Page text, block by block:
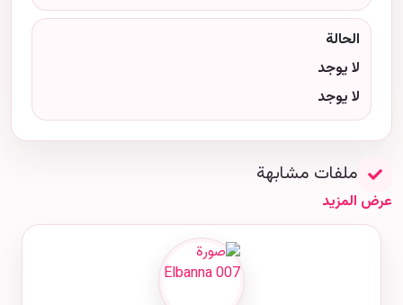
الحالة
لا يوجد
لا يوجد
ملفات مشابهة
عرض المزيد